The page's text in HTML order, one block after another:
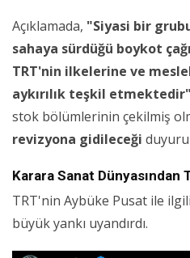
Açıklamada, "Siyasi bir
sahaya sürdüğü boykot
TRT'nin ilkelerine ve
aykırılık teşkil etmektedir"
stok bölümlerinin çekilmiş
revizyona gidileceği
Karara Sanat Dünyasından
TRT'nin Aybüke Pusat ile
büyük yankı uyandırdı.